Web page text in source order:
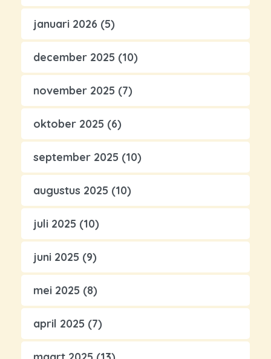
januari 2026 (5)
december 2025 (10)
november 2025 (7)
oktober 2025 (6)
september 2025 (10)
augustus 2025 (10)
juli 2025 (10)
juni 2025 (9)
mei 2025 (8)
april 2025 (7)